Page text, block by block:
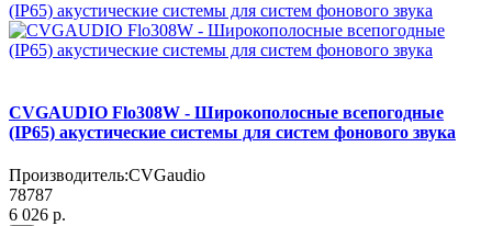
CVGAUDIO Flo308W - Широкополосные всепогодные
(IP65) акустические системы для систем фонового звука
Производитель:CVGaudio
78787
6 026 р.